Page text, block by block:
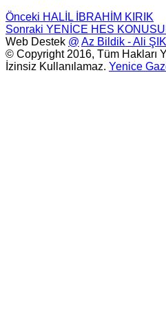
Önceki HALİL İBRAHİM KIRIK
Sonraki YENİCE HES
Web Destek @ Az Bildik - Ali ŞIK
© Copyright 2016, Tüm Hakları
İzinsiz Kullanılamaz. Yenice